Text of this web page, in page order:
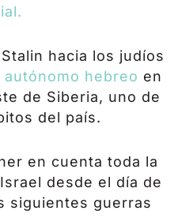
hacia los judíos
autónomo hebreo en
de Siberia, uno de
del país.
en cuenta toda la
desde el día de
siguientes guerras